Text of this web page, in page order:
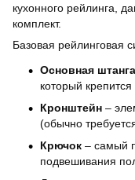
кухонного рейлинга,
комплект.
Базовая рейлинговая
Основная
который крепится
Кронштейн –
(обычно
Крючок – самый
подвешивания